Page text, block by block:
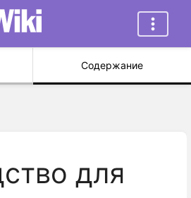
Содержание
для